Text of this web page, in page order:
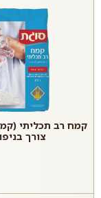
קמח רב תכליתי
צורך